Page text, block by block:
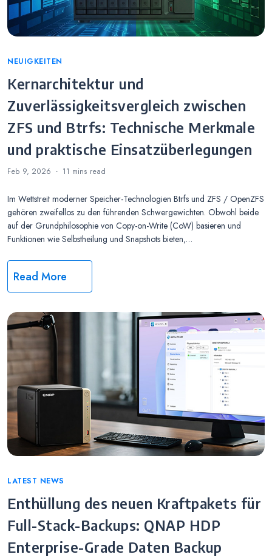
Categories
NEUIGKEITEN
Kernarchitektur und
Zuverlässigkeitsvergleich zwischen
ZFS und Btrfs: Technische Merkmale
und praktische Einsatzüberlegungen
Feb 9, 2026 11 mins read
Im Wettstreit moderner Speicher-Technologien Btrfs und ZFS / OpenZFS
gehören zweifellos zu den führenden Schwergewichten. Obwohl beide
auf der Grundphilosophie von Copy-on-Write (CoW) basieren und
Funktionen wie Selbstheilung und Snapshots bieten,…
Read More
Categories
LATEST NEWS
Enthüllung des neuen Kraftpakets für
Full-Stack-Backups: QNAP HDP
Enterprise-Grade Daten Backup